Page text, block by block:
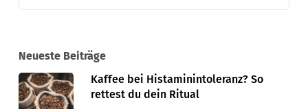
Neueste Beiträge
Kaffee bei Histaminintoleranz? So
rettest du dein Ritual